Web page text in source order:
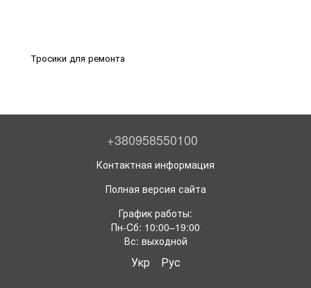
Тросики для ремонта
+380958550100
Контактная информация
Полная версия сайта
График работы:
Пн-Cб: 10:00–19:00
Вс: выходной
Укр Рус